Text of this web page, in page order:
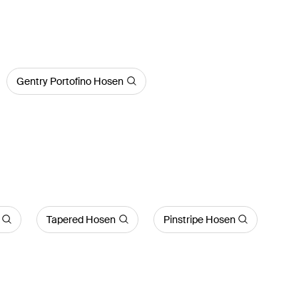
Gentry Portofino Hosen
Tapered Hosen Pinstripe Hosen